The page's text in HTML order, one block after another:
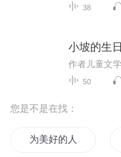
38
小坡的生日
50
您是不是在找：
为美好的人生献上祝福